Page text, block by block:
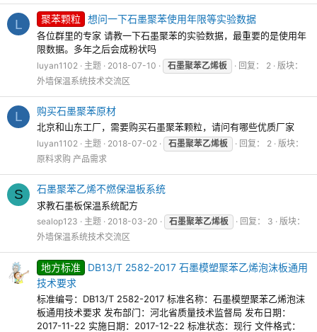
L 聚苯颗粒 想问一下石墨聚苯使用年限等实验数据
各位群里的专家 请教一下石墨聚苯的实验数据，最重要的是使用年
限数据。多年之后会成粉状吗
luyan1102 主题 2018-07-10 石墨聚苯乙烯板 回复： 2
版块：
外墙保温系统技术交流区
L 购买石墨聚苯原材
北京和山东工厂，需要购买石墨聚苯颗粒，请问有哪些优质厂家
luyan1102 主题 2018-07-02 石墨聚苯乙烯板 回复： 2
版块：
原料求购 产品需求
S 石墨聚苯乙烯不燃保温板系统
求教石墨板保温系统配方
sealop123 主题 2018-03-20 石墨聚苯乙烯板 回复： 3
版块：
外墙保温系统技术交流区
地方标准
DB13/T 2582-2017 石墨模塑聚苯乙烯泡沫板通用
技术要求
标准编号：DB13/T 2582-2017 标准名称：石墨模塑聚苯乙烯泡沫
板通用技术要求 发布部门：河北省质量技术监督局 发布日期：
2017-11-22 实施日期：2017-12-22 标准状态：现行 文件格式：